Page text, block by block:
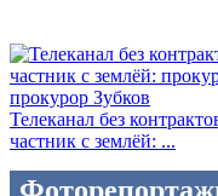
Телеканал без
частник с землёй: ...